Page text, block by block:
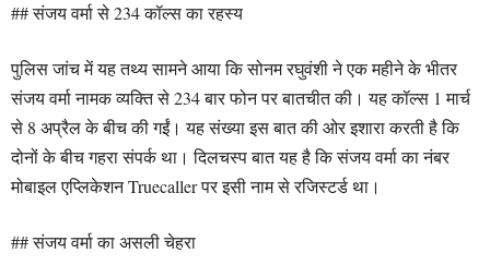
## संजय वर्मा से 234 कॉल्स का रहस्य
पुलिस जांच में यह तथ्य सामने आया कि सोनम रघुवंशी ने एक महीने के भीतर
संजय वर्मा नामक व्यक्ति से 234 बार फोन पर बातचीत की। यह कॉल्स 1 मार्च
से 8 अप्रैल के बीच की गईं। यह संख्या इस बात की ओर इशारा करती है कि
दोनों के बीच गहरा संपर्क था। दिलचस्प बात यह है कि संजय वर्मा का नंबर
मोबाइल एप्लिकेशन Truecaller पर इसी नाम से रजिस्टर्ड था।
## संजय वर्मा का असली चेहरा